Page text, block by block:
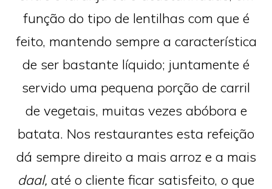
função do tipo de lentilhas com que é
feito, mantendo sempre a característica
de ser bastante líquido; juntamente é
servido uma pequena porção de carril
de vegetais, muitas vezes abóbora e
batata. Nos restaurantes esta refeição
dá sempre direito a mais arroz e a mais
daal, até o cliente ficar satisfeito, o que